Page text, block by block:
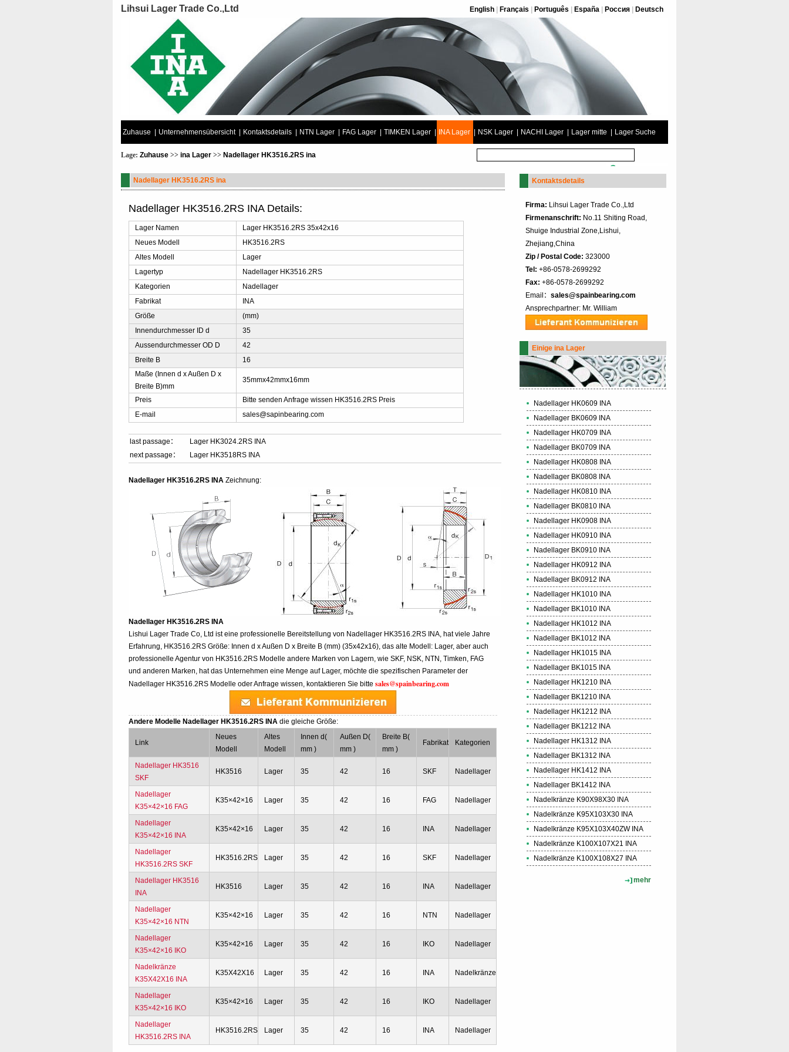
Lihsui Lager Trade Co.,Ltd English Français Português España Россия Deutsch
Zuhause Unternehmensübersicht Kontaktsdetails NTN Lager FAG Lager TIMKEN Lager INA Lager NSK Lager NACHI Lager Lager mitte Lager Suche
Lage: Zuhause >> ina Lager >> Nadellager HK3516.2RS ina
Nadellager HK3516.2RS ina
Nadellager HK3516.2RS INA Details:
Lager Namen
Lager HK3516.2RS 35x42x16
Neues Modell
HK3516.2RS
Altes Modell
Lager
Lagertyp
Nadellager HK3516.2RS
Kategorien
Nadellager
Fabrikat
INA
Größe
(mm)
Innendurchmesser ID d
35
Aussendurchmesser OD D
42
Breite B
16
Maße (Innen d x Außen D x
Breite B)mm
35mmx42mmx16mm
Preis
Bitte senden Anfrage wissen HK3516.2RS Preis
E-mail
sales@sapinbearing.com
last passage：
Lager HK3024.2RS INA
next passage：
Lager HK3518RS INA
Nadellager HK3516.2RS INA Zeichnung:
Nadellager HK3516.2RS INA
Lishui Lager Trade Co, Ltd ist eine professionelle Bereitstellung von Nadellager HK3516.2RS INA, hat viele Jahre
Erfahrung, HK3516.2RS Größe: Innen d x Außen D x Breite B (mm) (35x42x16), das alte Modell: Lager, aber auch
professionelle Agentur von HK3516.2RS Modelle andere Marken von Lagern, wie SKF, NSK, NTN, Timken, FAG
und anderen Marken, hat das Unternehmen eine Menge auf Lager, möchte die spezifischen Parameter der
Nadellager HK3516.2RS Modelle oder Anfrage wissen, kontaktieren Sie bittesales@spainbearing.com
Andere Modelle Nadellager HK3516.2RS INA die gleiche Größe:
Link
Neues
Modell
Altes
Modell
Innen d(
mm )
Außen D(
mm )
Breite B(
mm )
Fabrikat Kategorien
Nadellager HK3516
SKF
HK3516 Lager 35 42 16 SKF Nadellager
Nadellager
K35×42×16 FAG
K35×42×16 Lager 35 42 16 FAG Nadellager
Nadellager
K35×42×16 INA
K35×42×16 Lager 35 42 16 INA Nadellager
Nadellager
HK3516.2RS SKF
HK3516.2RS Lager 35 42 16 SKF Nadellager
Nadellager HK3516
INA
HK3516 Lager 35 42 16 INA Nadellager
Nadellager
K35×42×16 NTN
K35×42×16 Lager 35 42 16 NTN Nadellager
Nadellager
K35×42×16 IKO
K35×42×16 Lager 35 42 16 IKO Nadellager
Nadelkränze
K35X42X16 INA
K35X42X16 Lager 35 42 16 INA Nadelkränze
Nadellager
K35×42×16 IKO
K35×42×16 Lager 35 42 16 IKO Nadellager
Nadellager
HK3516.2RS INA
HK3516.2RS Lager 35 42 16 INA Nadellager
Kontaktsdetails
Firma: Lihsui Lager Trade Co.,Ltd
Firmenanschrift: No.11 Shiting Road,
Shuige Industrial Zone,Lishui,
Zhejiang,China
Zip / Postal Code: 323000
Tel: +86-0578-2699292
Fax: +86-0578-2699292
Email： sales@spainbearing.com
Ansprechpartner: Mr. William
Einige ina Lager
Nadellager HK0609 INA
Nadellager BK0609 INA
Nadellager HK0709 INA
Nadellager BK0709 INA
Nadellager HK0808 INA
Nadellager BK0808 INA
Nadellager HK0810 INA
Nadellager BK0810 INA
Nadellager HK0908 INA
Nadellager HK0910 INA
Nadellager BK0910 INA
Nadellager HK0912 INA
Nadellager BK0912 INA
Nadellager HK1010 INA
Nadellager BK1010 INA
Nadellager HK1012 INA
Nadellager BK1012 INA
Nadellager HK1015 INA
Nadellager BK1015 INA
Nadellager HK1210 INA
Nadellager BK1210 INA
Nadellager HK1212 INA
Nadellager BK1212 INA
Nadellager HK1312 INA
Nadellager BK1312 INA
Nadellager HK1412 INA
Nadellager BK1412 INA
Nadelkränze K90X98X30 INA
Nadelkränze K95X103X30 INA
Nadelkränze K95X103X40ZW INA
Nadelkränze K100X107X21 INA
Nadelkränze K100X108X27 INA
mehr